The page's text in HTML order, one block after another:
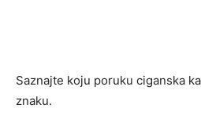
Saznajte koju poruku ciganska
znaku.